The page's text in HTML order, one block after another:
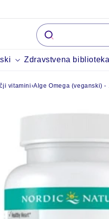
Zdravstvena biblioteka
vitamini›Alge Omega (veganski)